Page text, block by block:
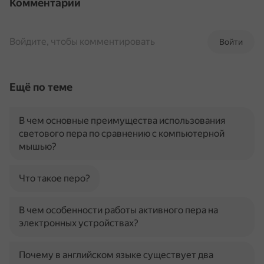
Комментарии
Войти
Войдите, чтобы комментировать
Ещё по теме
В чем основные преимущества использования
светового пера по сравнению с компьютерной
мышью?
Что такое перо?
В чем особенности работы активного пера на
электронных устройствах?
Почему в английском языке существует два